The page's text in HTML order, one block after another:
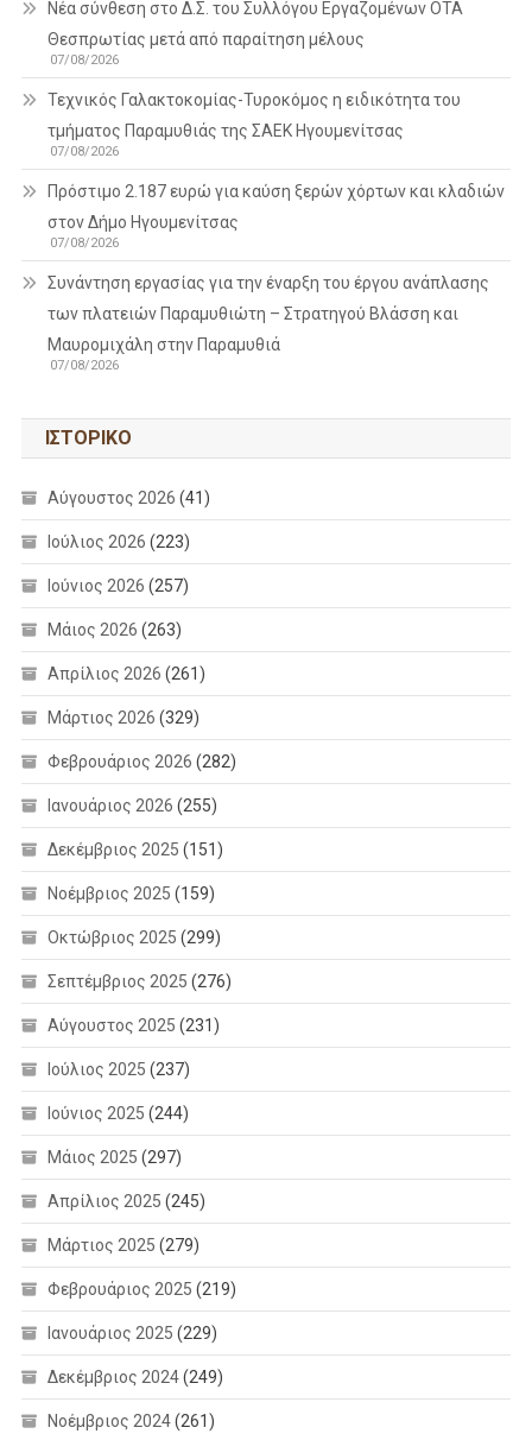
Νέα σύνθεση στο Δ.Σ. του Συλλόγου Εργαζομένων ΟΤΑ
Θεσπρωτίας μετά από παραίτηση μέλους
07/08/2026
Τεχνικός Γαλακτοκομίας-Τυροκόμος η ειδικότητα του
τμήματος Παραμυθιάς της ΣΑΕΚ Ηγουμενίτσας
07/08/2026
Πρόστιμο 2.187 ευρώ για καύση ξερών χόρτων και κλαδιών
στον Δήμο Ηγουμενίτσας
07/08/2026
Συνάντηση εργασίας για την έναρξη του έργου ανάπλασης
των πλατειών Παραμυθιώτη – Στρατηγού Βλάσση και
Μαυρομιχάλη στην Παραμυθιά
07/08/2026
ΙΣΤΟΡΙΚΌ
Αύγουστος 2026 (41)
Ιούλιος 2026 (223)
Ιούνιος 2026 (257)
Μάιος 2026 (263)
Απρίλιος 2026 (261)
Μάρτιος 2026 (329)
Φεβρουάριος 2026 (282)
Ιανουάριος 2026 (255)
Δεκέμβριος 2025 (151)
Νοέμβριος 2025 (159)
Οκτώβριος 2025 (299)
Σεπτέμβριος 2025 (276)
Αύγουστος 2025 (231)
Ιούλιος 2025 (237)
Ιούνιος 2025 (244)
Μάιος 2025 (297)
Απρίλιος 2025 (245)
Μάρτιος 2025 (279)
Φεβρουάριος 2025 (219)
Ιανουάριος 2025 (229)
Δεκέμβριος 2024(249)
Νοέμβριος 2024(261)